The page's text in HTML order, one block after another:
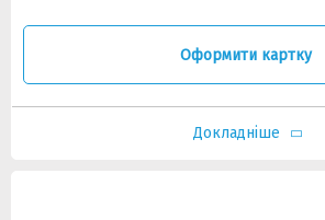
Оформити картку
Докладніше